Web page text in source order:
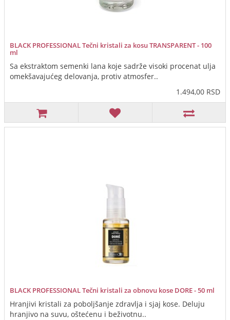
BLACK PROFESSIONAL Tečni kristali za kosu TRANSPARENT - 100
ml
Sa ekstraktom semenki lana koje sadrže visoki procenat ulja
omekšavajućeg delovanja, protiv atmosfer..
1.494,00 RSD
BLACK PROFESSIONAL Tečni kristali za obnovu kose DORE - 50 ml
Hranjivi kristali za poboljšanje zdravlja i sjaj kose. Deluju
hranjivo na suvu, oštećenu i beživotnu..